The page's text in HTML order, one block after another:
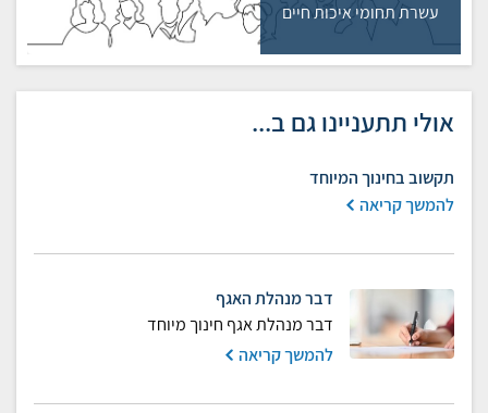
עשרת תחומי איכות חיים
אולי תתעניינו גם ב...
תקשוב בחינוך המיוחד
להמשך קריאה
דבר מנהלת האגף
דבר מנהלת אגף חינוך מיוחד
להמשך קריאה